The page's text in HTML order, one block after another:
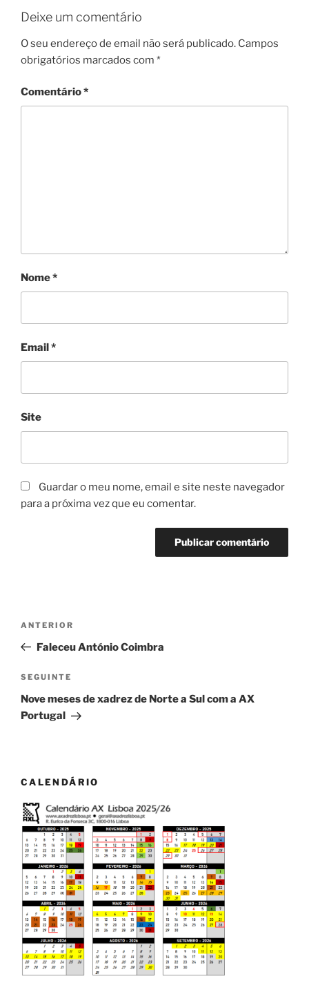
Deixe um comentário
O seu endereço de email não será publicado. Campos
obrigatórios marcados com *
Comentário*
Nome*
Email*
Site
Guardar o meu nome, email e site neste navegador
para a próxima vez que eu comentar.
artigos
Conteúdo
anterior
ANTERIOR
Faleceu António Coimbra
Conteúdo
seguinte
SEGUINTE
Nove meses de xadrez de Norte a Sul com a AX
Portugal
CALENDÁRIO